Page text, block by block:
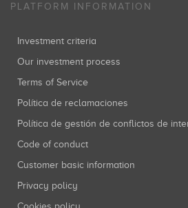
PLATFORM INFORMATION
Investment criteria
Our investment process
Terms of Service
Política de reclamaciones
Política de gestión de conflictos de
Code of conduct
Customer basic information
Privacy policy